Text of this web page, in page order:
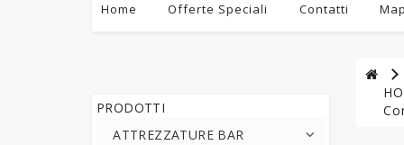
Home Offerte Speciali Contatti
PRODOTTI
ATTREZZATURE BAR